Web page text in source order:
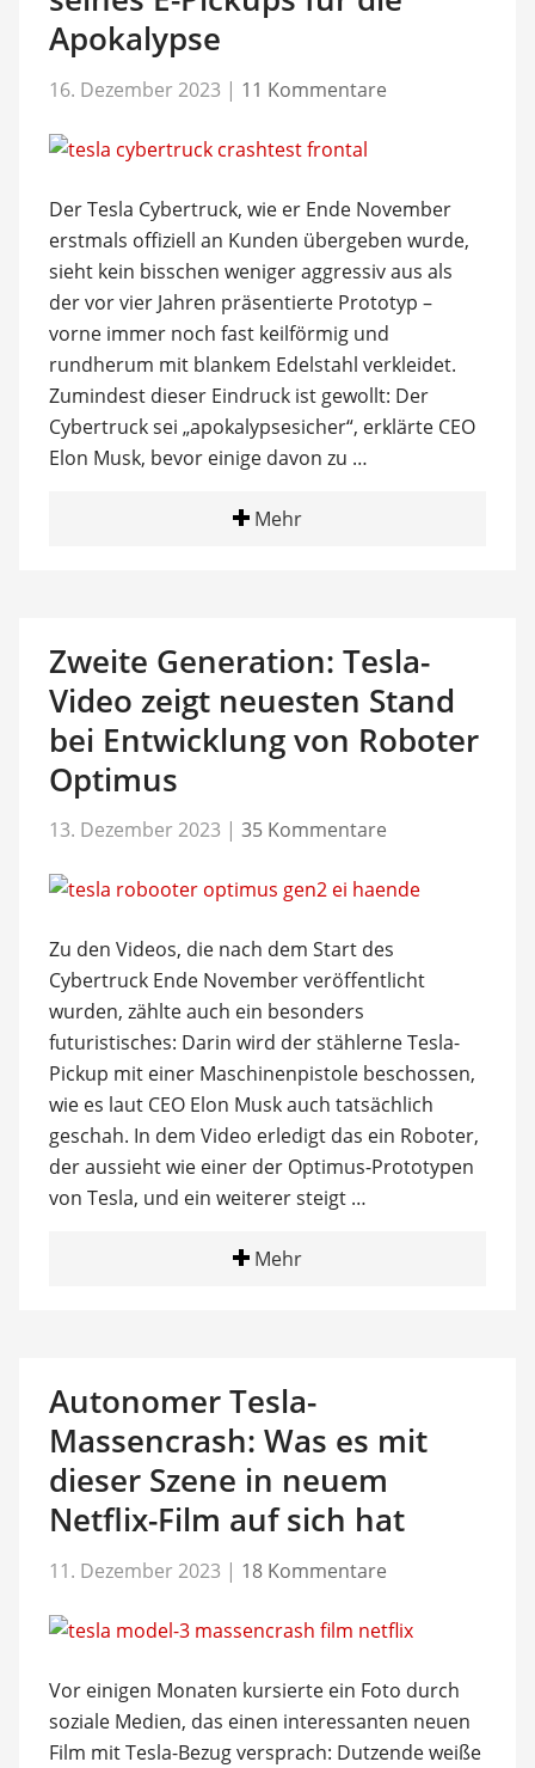
Apokalypse
16. Dezember 2023 | 11 Kommentare
Der Tesla Cybertruck, wie er Ende November
erstmals offiziell an Kunden übergeben wurde,
sieht kein bisschen weniger aggressiv aus als
der vor vier Jahren präsentierte Prototyp –
vorne immer noch fast keilförmig und
rundherum mit blankem Edelstahl verkleidet.
Zumindest dieser Eindruck ist gewollt: Der
Cybertruck sei „apokalypsesicher“, erklärte CEO
Elon Musk, bevor einige davon zu …
Mehr
Zweite Generation: Tesla-
Video zeigt neuesten Stand
bei Entwicklung von Roboter
Optimus
13. Dezember 2023 | 35 Kommentare
Zu den Videos, die nach dem Start des
Cybertruck Ende November veröffentlicht
wurden, zählte auch ein besonders
futuristisches: Darin wird der stählerne Tesla-
Pickup mit einer Maschinenpistole beschossen,
wie es laut CEO Elon Musk auch tatsächlich
geschah. In dem Video erledigt das ein Roboter,
der aussieht wie einer der Optimus-Prototypen
von Tesla, und ein weiterer steigt …
Mehr
Autonomer Tesla-
Massencrash: Was es mit
dieser Szene in neuem
Netflix-Film auf sich hat
11. Dezember 2023 | 18 Kommentare
Vor einigen Monaten kursierte ein Foto durch
soziale Medien, das einen interessanten neuen
Film mit Tesla-Bezug versprach: Dutzende weiße